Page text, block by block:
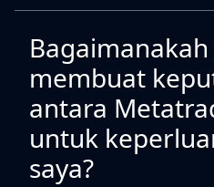
Bagaimanakah
membuat
antara
untuk
saya?